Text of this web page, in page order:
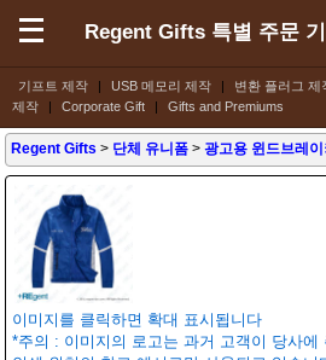
기프트 제작 | USB 메모리 제작 | 변환 플러그 제
제작
| Corporate Gift | Gifts and Premiums
Regent Gifts 특별 주문
Regent Gifts > 단체 유니폼 >광고용 윈드브레이
이미지를 클릭하면 확대 표시됩니다
*주의 : 이미지의 로고는 과거 고객이 당사에